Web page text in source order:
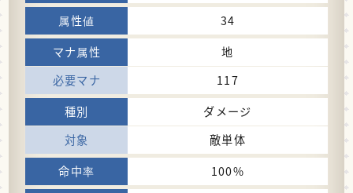
34
地
117
ダメージ
敵単体
100%